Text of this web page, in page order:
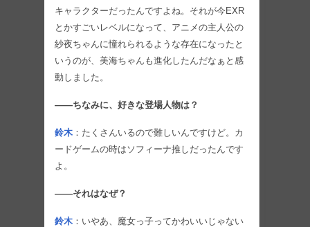
キャラクターだったんですよね。それが今EXR
とかすごいレベルになって、アニメの主人公の
紗夜ちゃんに憧れられるような存在になったと
いうのが、美海ちゃんも進化したんだなぁと感
動しました。
――ちなみに、好きな登場人物は？
鈴木 ：たくさんいるので難しいんですけど。カ
ードゲームの時はソフィーナ推しだったんです
よ。
――それはなぜ？
鈴木 ：いやあ、魔女っ子ってかわいいじゃない